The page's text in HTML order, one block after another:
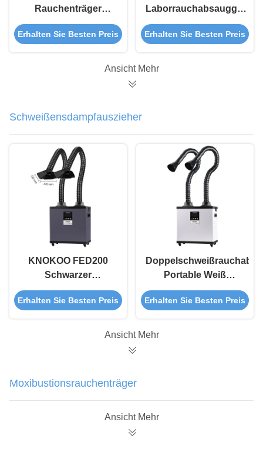
Rauchenträger
Portable 350W für
chemische Bio-
Erhalten Sie Besten Preis
Laborrauchabsauggerät
mit LCD-Display und
4-stufiger Filtration
Rauchkontrolle mit
Erhalten Sie Besten Preis
Ansicht Mehr
Schweißensdampfauszieher
KNOKOO FED200
Schwarzer
Schweißrauchentzug
Mehrstationswerkstatt
Erhalten Sie Besten Preis
Portable Weiß
FED200 für ESD-
Lötstation
Erhalten Sie Besten Preis
Ansicht Mehr
Moxibustionsrauchenträger
Ansicht Mehr